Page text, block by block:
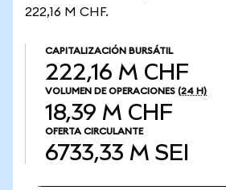
222,16 M CHF.
CAPITALIZACIÓN BURSÁTIL
222,16 M CHF
VOLUMEN DE OPERACIONES (24 H)
18,39 M CHF
OFERTA CIRCULANTE
6733,33 M SEI